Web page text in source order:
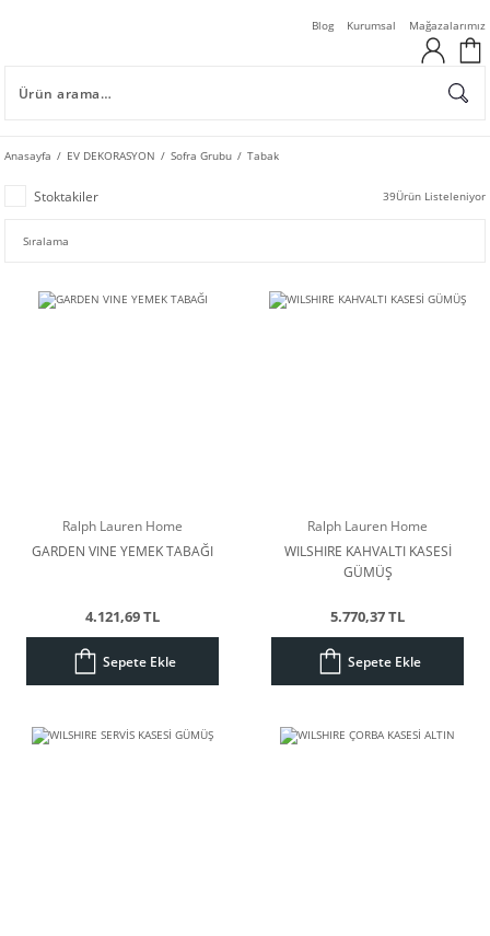
Blog Kurumsal Mağazalarımız
Anasayfa EV DEKORASYON Sofra Grubu Tabak
Stoktakiler 39Ürün Listeleniyor
Ralph Lauren Home
GARDEN VINE YEMEK TABAĞI
4.121,69 TL
Sepete Ekle
Ralph Lauren Home
WILSHIRE KAHVALTI KASESİ
GÜMÜŞ
5.770,37 TL
Sepete Ekle